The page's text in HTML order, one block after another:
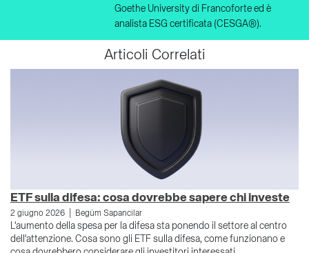
Goethe University di Francoforte ed è
analista ESG certificata (CESGA®).
Articoli Correlati
ETF sulla difesa: cosa dovrebbe sapere chi investe
2 giugno 2026 Begüm Sapancilar
L'aumento della spesa per la difesa sta ponendo il settore al centro
dell'attenzione. Cosa sono gli ETF sulla difesa, come funzionano e